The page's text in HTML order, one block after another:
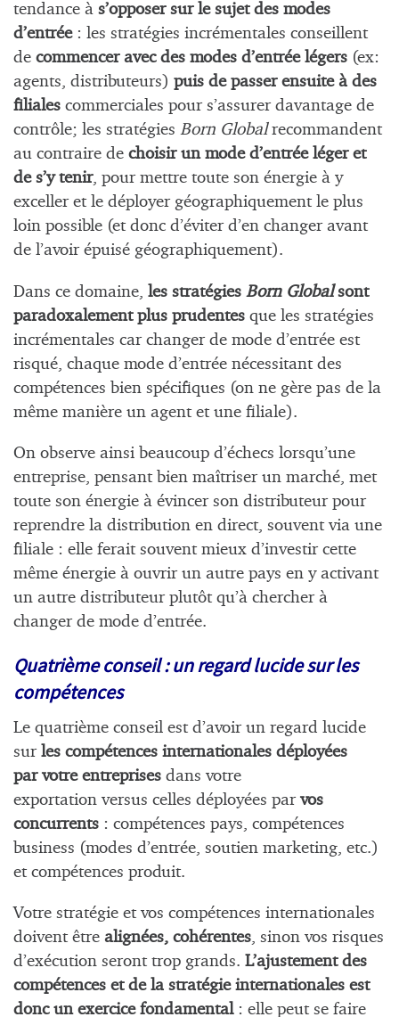
tendance à s’opposer sur le sujet des modes
d’entrée : les stratégies incrémentales conseillent
de commencer avec des modes d’entrée légers (ex:
agents, distributeurs) puis de passer ensuite à des
filiales commerciales pour s’assurer davantage de
contrôle; les stratégies Born Globalrecommandent
au contraire de choisir un mode d’entrée léger et
de s’y tenir, pour mettre toute son énergie à y
exceller et le déployer géographiquement le plus
loin possible (et donc d’éviter d’en changer avant
de l’avoir épuisé géographiquement).
Dans ce domaine, les stratégies Born Globalsont
paradoxalement plus prudentes que les stratégies
incrémentales car changer de mode d’entrée est
risqué, chaque mode d’entrée nécessitant des
compétences bien spécifiques (on ne gère pas de la
même manière un agent et une filiale).
On observe ainsi beaucoup d’échecs lorsqu’une
entreprise, pensant bien maîtriser un marché, met
toute son énergie à évincer son distributeur pour
reprendre la distribution en direct, souvent via une
filiale : elle ferait souvent mieux d’investir cette
même énergie à ouvrir un autre pays en y activant
un autre distributeur plutôt qu’à chercher à
changer de mode d’entrée.
Quatrième conseil : un regard lucide sur les
compétences
Le quatrième conseil est d’avoir un regard lucide
sur les compétences internationales déployées
par votre entreprises dans votre
exportation versus celles déployées par vos
concurrents : compétences pays, compétences
business (modes d’entrée, soutien marketing, etc.)
et compétences produit.
Votre stratégie et vos compétences internationales
doivent être alignées, cohérentes, sinon vos risques
d’exécution seront trop grands. L’ajustement des
compétences et de la stratégie internationales est
donc un exercice fondamental : elle peut se faire